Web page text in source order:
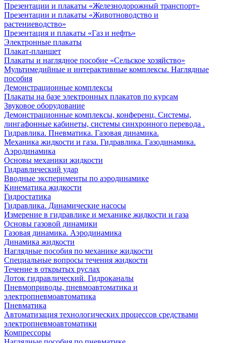
Презентации и плакаты «Железнодорожный транспорт»
Презентации и плакаты «Животноводство и
растениеводство»
Презентация и плакаты «Газ и нефть»
Электронные плакаты
Плакат-планшет
Плакаты и наглядное пособие «Сельское хозяйство»
Мультимедийные и интерактивные комплексы. Наглядные
пособия
Демонстрационные комплексы
Плакаты на базе электронных плакатов по курсам
Звуковое оборудование
Демонстрационные комплексы, конференц. Системы,
лингафонные кабинеты, системы синхронного перевода .
Гидравлика. Пневматика. Газовая динамика.
Механика жидкости и газа. Гидравлика. Газодинамика.
Аэродинамика
Основы механики жидкости
Гидравлический удар
Вводные эксперименты по аэродинамике
Кинематика жидкости
Гидростатика
Гидравлика. Динамические насосы
Измерение в гидравлике и механике жидкости и газа
Основы газовой динамики
Газовая динамика. Аэродинамика
Динамика жидкости
Наглядные пособия по механике жидкости
Специальные вопросы течения жидкости
Течение в открытых руслах
Лоток гидравлический. Гидроканалы
Пневмоприводы, пневмоавтоматика и
электропневмоавтоматика
Пневматика
Автоматизация технологических процессов средствами
электропневмоавтоматики
Компрессоры